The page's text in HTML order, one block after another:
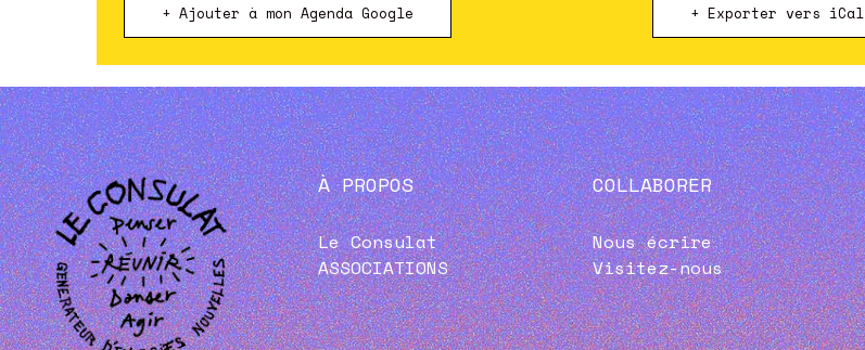
+ Ajouter à mon Agenda Google + Exporter vers iCal
À PROPOS
Le Consulat
ASSOCIATIONS
COLLABORER
Nous écrire
Visitez-nous